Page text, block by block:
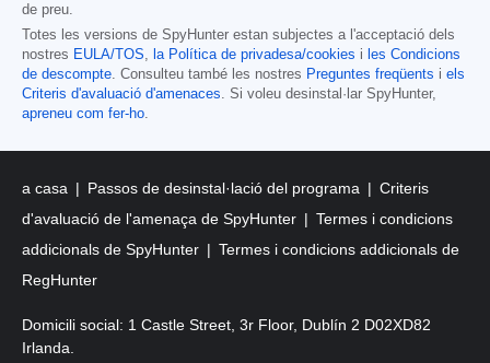
de preu.
Totes les versions de SpyHunter estan subjectes a l'acceptació dels
nostres EULA/TOS, la Política de privadesa/cookies i les Condicions
de descompte. Consulteu també les nostres Preguntes freqüents i els
Criteris d'avaluació d'amenaces. Si voleu desinstal·lar SpyHunter,
apreneu com fer-ho.
a casa Passos de desinstal·lació del programa
Criteris
d'avaluació de l'amenaça de SpyHunter
Termes i condicions
addicionals de SpyHunter
Termes i condicions addicionals de
RegHunter
Domicili social: 1 Castle Street, 3r Floor, Dublín 2 D02XD82
Irlanda.